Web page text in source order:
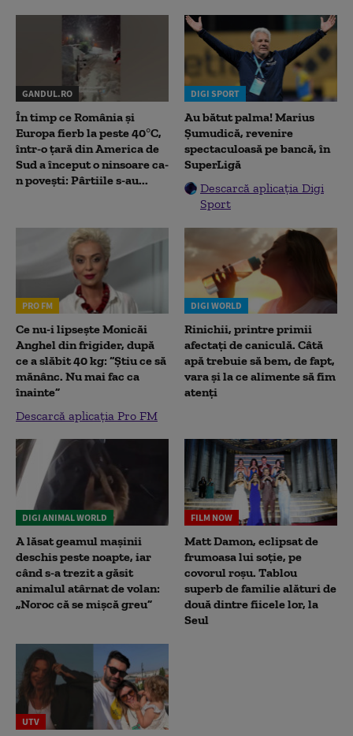
GANDUL.RO
În timp ce România și
Europa fierb la peste 40°C,
într-o țară din America de
Sud a început o ninsoare ca-
n povești: Pârtiile s-au...
DIGI SPORT
Au bătut palma! Marius
Șumudică, revenire
spectaculoasă pe bancă, în
SuperLigă
Descarcă aplicația Digi
Sport
PRO FM
Ce nu-i lipsește Monicăi
Anghel din frigider, după
ce a slăbit 40 kg: “Știu ce să
mănânc. Nu mai fac ca
înainte”
Descarcă aplicația Pro FM
DIGI WORLD
Rinichii, printre primii
afectați de caniculă. Câtă
apă trebuie să bem, de fapt,
vara și la ce alimente să fim
atenți
DIGI ANIMAL WORLD
A lăsat geamul mașinii
deschis peste noapte, iar
când s-a trezit a găsit
animalul atârnat de volan:
„Noroc că se mișcă greu”
FILM NOW
Matt Damon, eclipsat de
frumoasa lui soție, pe
covorul roșu. Tablou
superb de familie alături de
două dintre fiicele lor, la
Seul
UTV